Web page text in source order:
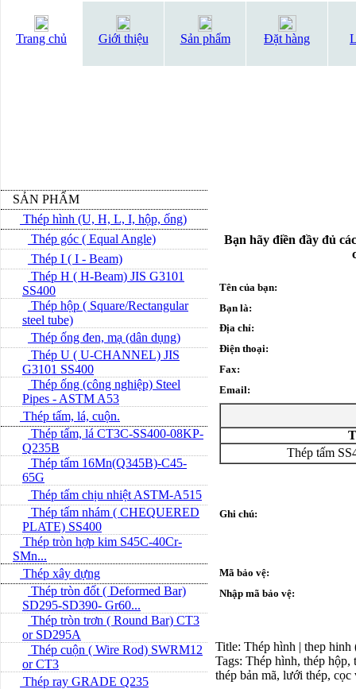
Trang chủ Giới thiệu Sản phẩm Đặt hàng
SẢN PHẨM
Thép hình (U, H, L, I, hộp, ống)
Thép góc ( Equal Angle)
Thép I ( I - Beam)
Thép H ( H-Beam) JIS G3101
SS400
Thép hộp ( Square/Rectangular
steel tube)
Thép ống đen, mạ (dân dụng)
Thép U ( U-CHANNEL) JIS
G3101 SS400
Thép ống (công nghiệp) Steel
Pipes - ASTM A53
Thép tấm, lá, cuộn.
Thép tấm, lá CT3C-SS400-08KP-
Q235B
Thép tấm 16Mn(Q345B)-C45-
65G
Thép tấm chịu nhiệt ASTM-A515
Thép tấm nhám ( CHEQUERED
PLATE) SS400
Thép tròn hợp kim S45C-40Cr-
SMn...
Thép xây dựng
Thép tròn đốt ( Deformed Bar)
SD295-SD390- Gr60...
Thép tròn trơn ( Round Bar) CT3
or SD295A
Thép cuộn ( Wire Rod) SWRM12
or CT3
Thép ray GRADE Q235
Bạn hãy điền đầy đủ
Tên của bạn:
Bạn là:
Địa chỉ:
Điện thoại:
Fax:
Email:
Thép tấm
Ghi chú:
Mã bảo vệ:
Nhập mã bảo vệ:
Title: Thép hình | thep
Tags: Thép hình, thép hộp,
thép bản mã, lưới thép, cọc